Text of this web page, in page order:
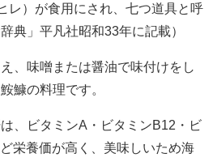
レ）が食用にされ、七つ道具と呼
典」平凡社昭和33年に記載）
、味噌または醤油で味付けをし
鱇の料理です。
、ビタミンA・ビタミンB12・ビ
栄養価が高く、美味しいため海